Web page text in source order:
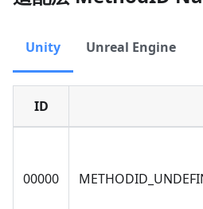
Unity Unreal Engine
ID
00000